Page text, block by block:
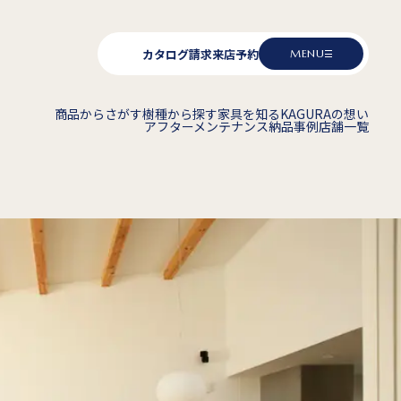
カタログ請求来店予約 MENU
商品からさがす樹種から探す家具を知るKAGURAの想い
アフターメンテナンス納品事例店舗一覧